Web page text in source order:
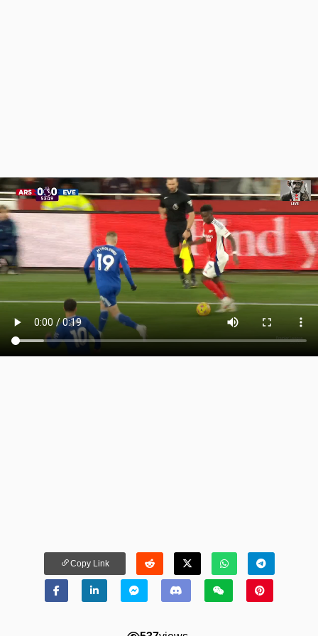
Copy Link